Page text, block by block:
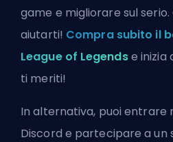
game e migliorare sul
aiutarti! Compra subito il
League of Legendse inizia
ti meriti!
In alternativa, puoientrare
Discord e partecipare a un